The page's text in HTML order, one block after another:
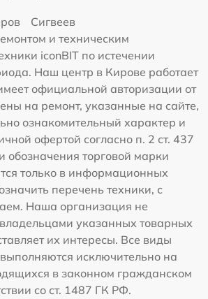
Сигвеев
и техническим
iconBIT по истечении
Наш центр в Кирове работает
официальной авторизации от
на ремонт, указанные на сайте,
ознакомительный характер и
офертой согласно п. 2 ст. 437
торговой марки
только в информационных
перечень техники, с
Наша организация не
указанных товарных
их интересы. Все виды
исключительно на
в законном гражданском
со ст. 1487 ГК РФ.